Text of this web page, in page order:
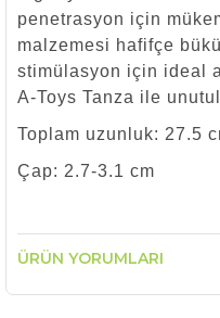
penetrasyon için
malzemesi hafifçe
stimülasyon için ideal
A-Toys Tanza ile
Toplam uzunluk: 27.5
Çap: 2.7-3.1 cm
ÜRÜN YORUMLARI